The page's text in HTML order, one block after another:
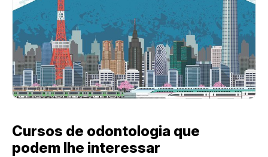
Cursos de odontologia que
podem lhe interessar